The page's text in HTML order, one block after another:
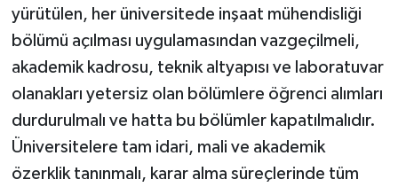
yürütülen, her üniversitede inşaat mühendisliği
bölümü açılması uygulamasından vazgeçilmeli,
akademik kadrosu, teknik altyapısı ve laboratuvar
olanakları yetersiz olan bölümlere öğrenci alımları
durdurulmalı ve hatta bu bölümler kapatılmalıdır.
Üniversitelere tam idari, mali ve akademik
özerklik tanınmalı, karar alma süreçlerinde tüm